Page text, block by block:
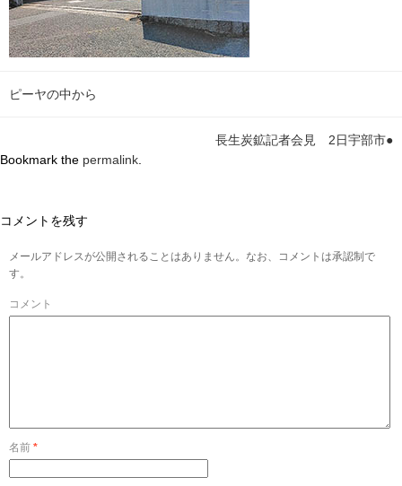
ピーヤの中から
長生炭鉱記者会見 2日宇部市●
Bookmark the permalink
コメントを残す
メールアドレスが公開されることはありません。なお、コメントは承認制で
す。
コメント
名前 *